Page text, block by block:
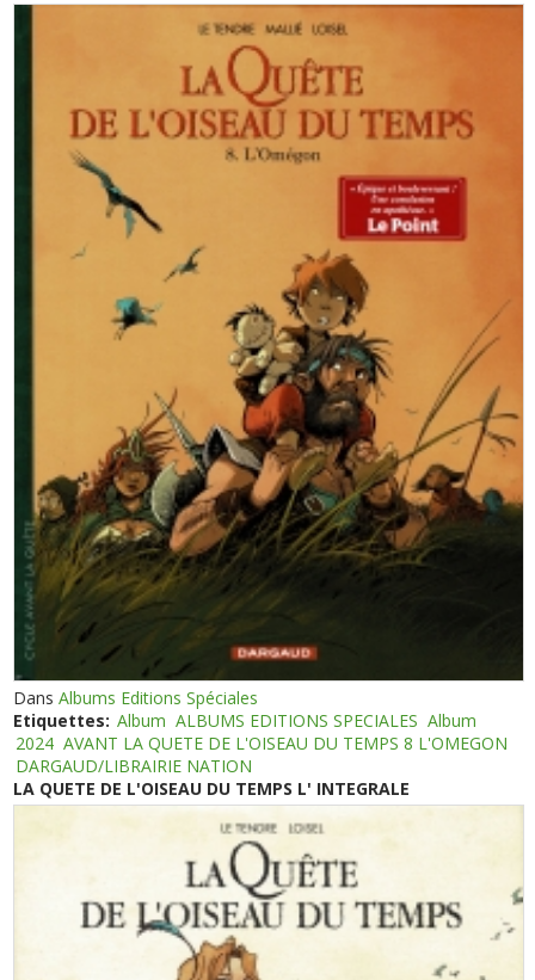
DansAlbums Editions Spéciales
Etiquettes: Album ALBUMS EDITIONS SPECIALES Album
2024 AVANT LA QUETE DE L'OISEAU DU TEMPS 8 L'OMEGON
DARGAUD/LIBRAIRIE NATION
LA QUETE DE L'OISEAU DU TEMPS L' INTEGRALE